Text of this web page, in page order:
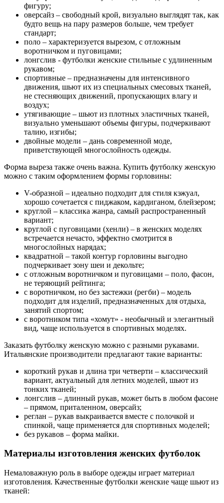
фигуру;
оверсайз – свободный крой, визуально выглядят так, как
будто вещь на пару размеров больше, чем требует
стандарт;
поло – характеризуется вырезом, с отложным
воротничком и пуговицами;
лонгслив - футболки женские стильные с удлиненным
рукавом;
спортивные – предназначены для интенсивного
движения, шьют их из специальных смесовых тканей,
не стесняющих движений, пропускающих влагу и
воздух;
утягивающие – шьют из плотных эластичных тканей,
визуально уменьшают объемы фигуры, подчеркивают
талию, изгибы;
двойные модели – дань современной моде,
приветствующей многослойность одежды.
Форма выреза также очень важна. Купить футболку женскую
можно с таким оформлением формы горловины:
V-образной – идеально подходит для стиля кэжуал,
хорошо сочетается с пиджаком, кардиганом, блейзером;
круглой – классика жанра, самый распространенный
вариант;
круглой с пуговицами (хенли) – в женских моделях
встречается нечасто, эффектно смотрится в
многослойных нарядах;
квадратной – такой контур горловины выгодно
подчеркивает зону шеи и декольте;
с отложным воротничком и пуговицами – поло, фасон,
не теряющий рейтинга;
с воротничком, но без застежки (регби) – модель
подходит для изделий, предназначенных для отдыха,
занятий спортом;
с воротником типа «хомут» - необычный и элегантный
вид, чаще используется в спортивных моделях.
Заказать футболку женскую можно с разными рукавами.
Итальянские производители предлагают такие варианты:
короткий рукав и длина три четверти – классический
вариант, актуальный для летних моделей, шьют из
тонких тканей;
лонгслив – длинный рукав, может быть в любом фасоне
– прямом, приталенном, оверсайз;
реглан – рукав выкраивается вместе с полочкой и
спинкой, чаще применяется для спортивных моделей;
без рукавов – форма майки.
Материалы изготовления женских футболок
Немаловажную роль в выборе одежды играет материал
изготовления. Качественные футболки женские чаще шьют из
тканей: